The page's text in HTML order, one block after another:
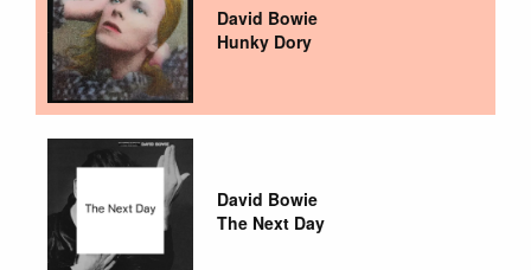
David Bowie
Hunky Dory
David Bowie
The Next Day